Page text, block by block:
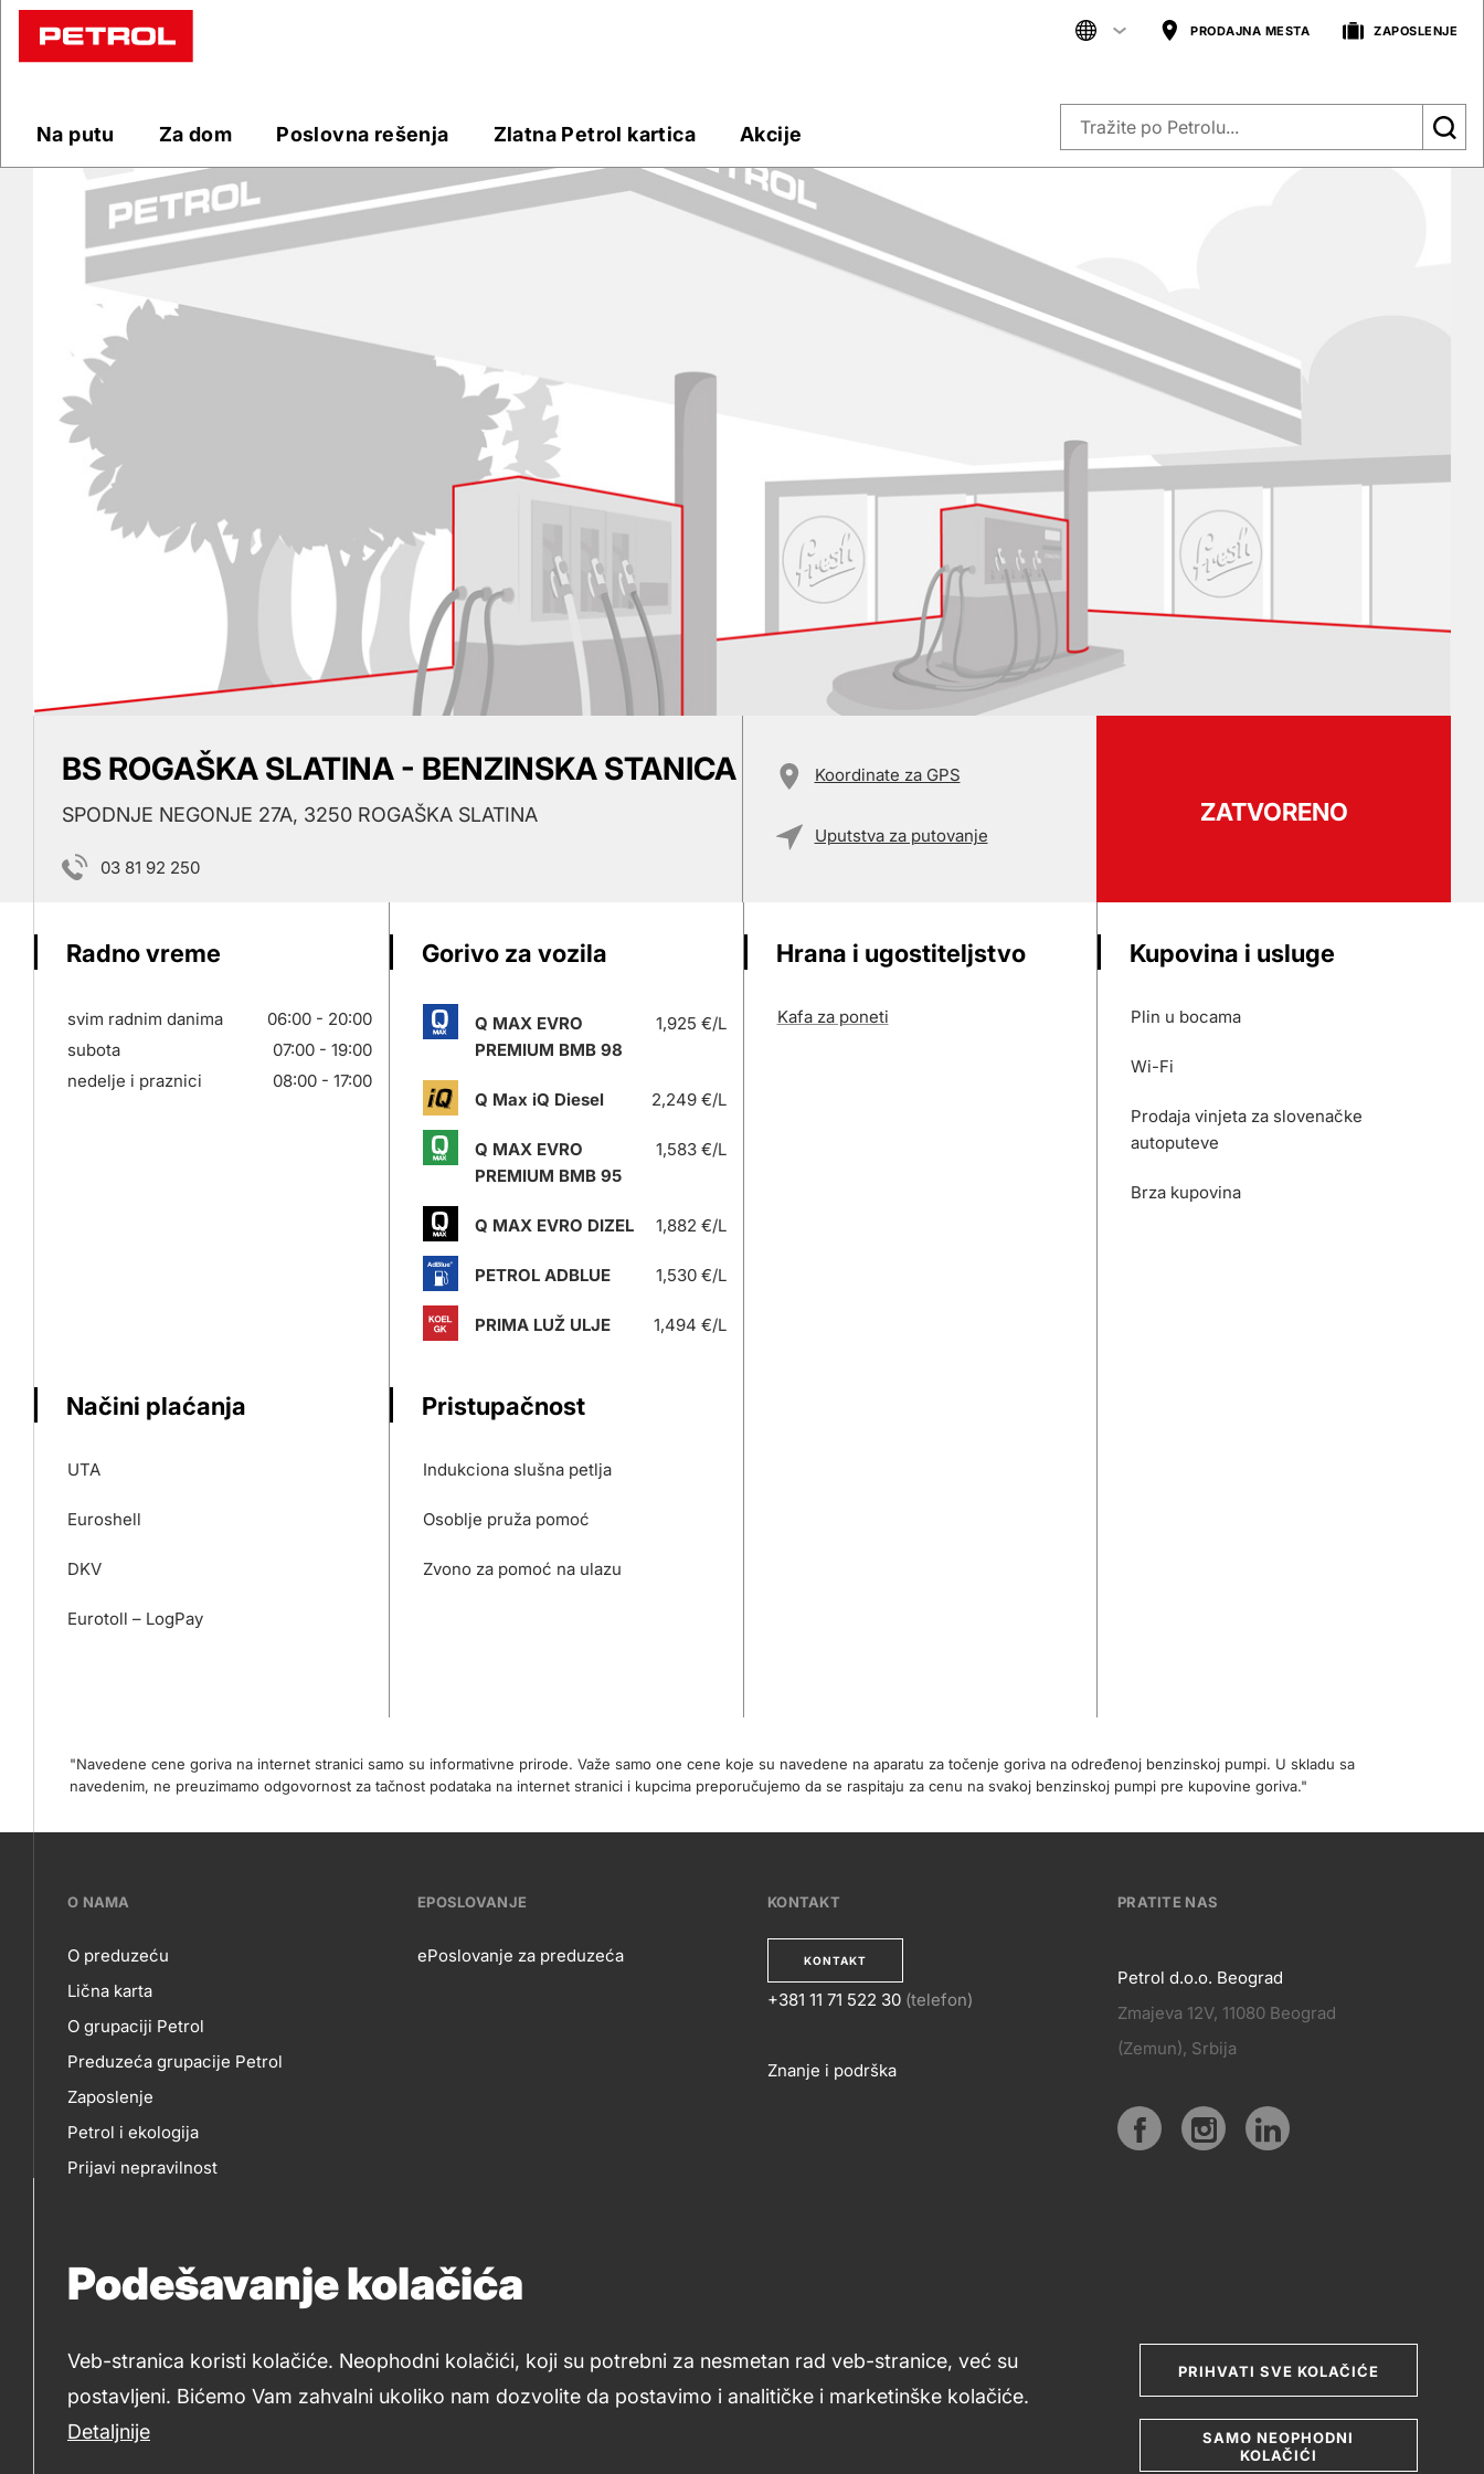
Podešavanje kolačića
Veb-stranica koristi kolačiće. Neophodni kolačići, koji su potrebni za nesmetan rad veb-stranice, već su
postavljeni. Bićemo Vam zahvalni ukoliko nam dozvolite da postavimo i analitičke i marketinške kolačiće.
Detaljnije
PRIHVATI SVE KOLAČIĆE
SAMO NEOPHODNI
KOLAČIĆI
Prodajna
mesta
Na putu Za dom Poslovna rešenja Zlatna Petrol kartica Akcije
PRODAJNA MESTA ZAPOSLENJE
ZATVORENO
BS ROGAŠKA SLATINA - BENZINSKA STANICA
SPODNJE NEGONJE 27A, 3250 ROGAŠKA SLATINA
03 81 92 250
Koordinate za GPS
Uputstva za putovanje
Radno vreme
svim radnim danima
06:00 - 20:00
subota
07:00 - 19:00
nedelje i praznici
08:00 - 17:00
Gorivo za vozila
Q MAX EVRO
PREMIUM BMB 98
1,925 €/L
Q Max iQ Diesel 2,249 €/L
Q MAX EVRO
PREMIUM BMB 95
1,583 €/L
Q MAX EVRO DIZEL 1,882 €/L
PETROL ADBLUE 1,530 €/L
PRIMA LUŽ ULJE 1,494 €/L
Hrana i ugostiteljstvo
Kafa za poneti
Kupovina i usluge
Plin u bocama
Wi-Fi
Prodaja vinjeta za slovenačke
autoputeve
Brza kupovina
Načini plaćanja
UTA
Euroshell
DKV
Eurotoll – LogPay
Pristupačnost
Indukciona slušna petlja
Osoblje pruža pomoć
Zvono za pomoć na ulazu
"Navedene cene goriva na internet stranici samo su informativne prirode. Važe samo one cene koje su navedene na aparatu za točenje goriva na određenoj benzinskoj pumpi. U skladu sa
navedenim, ne preuzimamo odgovornost za tačnost podataka na internet stranici i kupcima preporučujemo da se raspitaju za cenu na svakoj benzinskoj pumpi pre kupovine goriva."
???
petrol-
skupno.footer-
title???
O NAMA
O
NAMA
O preduzeću
Lična karta
O grupaciji Petrol
Preduzeća grupacije Petrol
Zaposlenje
Petrol i ekologija
Prijavi nepravilnost
Tenderi Petrol
EPOSLOVANJE
EPOSLOVANJE
ePoslovanje za preduzeća
KONTAKT
KONTAKT
KONTAKT
+381 11 71 522 30 (telefon)
Znanje i podrška
PRATITE NAS
PRATITE
NAS
Petrol d.o.o. Beograd
Zmajeva 12V, 11080 Beograd
(Zemun), Srbija
2019-2026 Petrol d.o.o. Beograd i Petrol d.d., Ljubljana Uslovi upotrebe